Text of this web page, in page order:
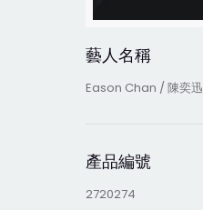
藝人名稱
Eason Chan / 陳奕迅
產品編號
2720274